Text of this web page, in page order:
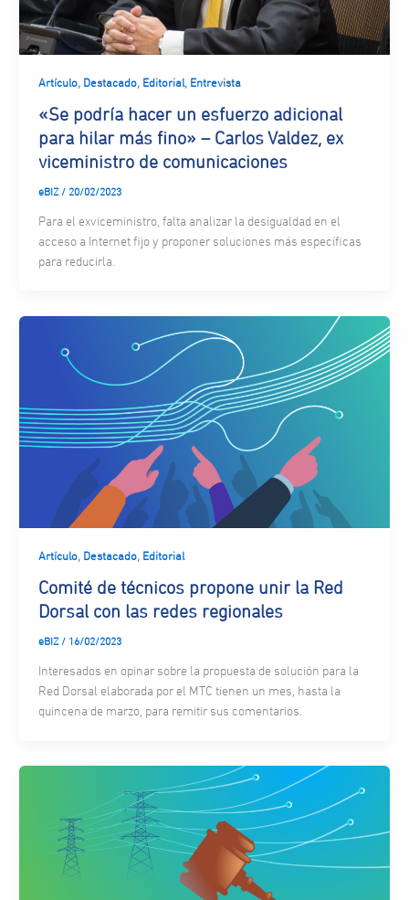
Artículo, Destacado, Editorial, Entrevista
«Se podría hacer un esfuerzo adicional
para hilar más fino» – Carlos Valdez, ex
viceministro de comunicaciones
eBIZ / 20/02/2023
Para el exviceministro, falta analizar la desigualdad en el
acceso a Internet fijo y proponer soluciones más específicas
para reducirla.
Artículo, Destacado, Editorial
Comité de técnicos propone unir la Red
Dorsal con las redes regionales
eBIZ / 16/02/2023
Interesados en opinar sobre la propuesta de solución para la
Red Dorsal elaborada por el MTC tienen un mes, hasta la
quincena de marzo, para remitir sus comentarios.